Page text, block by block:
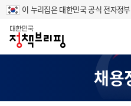
이 누리집은 대한민국 공식 전자정
홈
채용